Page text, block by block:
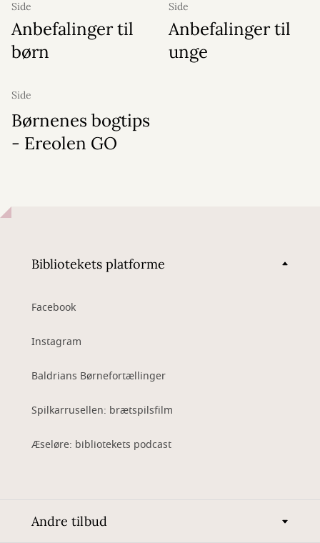
Side
Anbefalinger til
børn
Side
Anbefalinger til
unge
Side
Børnenes bogtips
- Ereolen GO
Bibliotekets platforme
Facebook
Instagram
Baldrians Børnefortællinger
Spilkarrusellen: brætspilsfilm
Æseløre: bibliotekets podcast
Andre tilbud